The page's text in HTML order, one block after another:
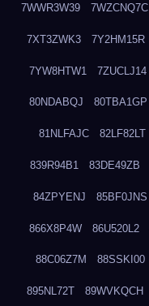
7WWR3W39 7WZCNQ7C
7XT3ZWK3 7Y2HM15R
7YW8HTW1 7ZUCLJ14
80NDABQJ 80TBA1GP
81NLFAJC 82LF82LT
839R94B1 83DE49ZB
84ZPYENJ 85BF0JNS
866X8P4W 86U520L2
88C06Z7M 88SSKI00
895NL72T 89WVKQCH